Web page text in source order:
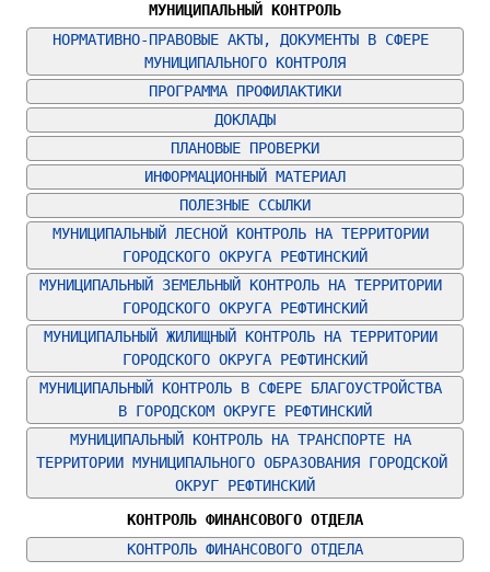
МУНИЦИПАЛЬНЫЙ КОНТРОЛЬ
НОРМАТИВНО-ПРАВОВЫЕ АКТЫ, ДОКУМЕНТЫ В СФЕРЕ
МУНИЦИПАЛЬНОГО КОНТРОЛЯ
ПРОГРАММА ПРОФИЛАКТИКИ
ДОКЛАДЫ
ПЛАНОВЫЕ ПРОВЕРКИ
ИНФОРМАЦИОННЫЙ МАТЕРИАЛ
ПОЛЕЗНЫЕ ССЫЛКИ
МУНИЦИПАЛЬНЫЙ ЛЕСНОЙ КОНТРОЛЬ НА ТЕРРИТОРИИ
ГОРОДСКОГО ОКРУГА РЕФТИНСКИЙ
МУНИЦИПАЛЬНЫЙ ЗЕМЕЛЬНЫЙ КОНТРОЛЬ НА ТЕРРИТОРИИ
ГОРОДСКОГО ОКРУГА РЕФТИНСКИЙ
МУНИЦИПАЛЬНЫЙ ЖИЛИЩНЫЙ КОНТРОЛЬ НА ТЕРРИТОРИИ
ГОРОДСКОГО ОКРУГА РЕФТИНСКИЙ
МУНИЦИПАЛЬНЫЙ КОНТРОЛЬ В СФЕРЕ БЛАГОУСТРОЙСТВА
В ГОРОДСКОМ ОКРУГЕ РЕФТИНСКИЙ
МУНИЦИПАЛЬНЫЙ КОНТРОЛЬ НА ТРАНСПОРТЕ НА
ТЕРРИТОРИИ МУНИЦИПАЛЬНОГО ОБРАЗОВАНИЯ ГОРОДСКОЙ
ОКРУГ РЕФТИНСКИЙ
КОНТРОЛЬ ФИНАНСОВОГО ОТДЕЛА
КОНТРОЛЬ ФИНАНСОВОГО ОТДЕЛА